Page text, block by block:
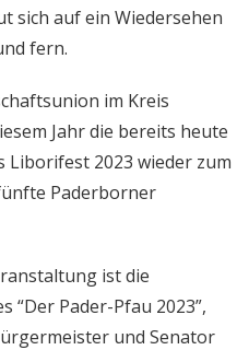
sich auf ein Wiedersehen
fern.
im Kreis
Jahr die bereits heute
2023 wieder zum
Paderborner
ist die
“Der Pader-Pfau 2023”,
und Senator